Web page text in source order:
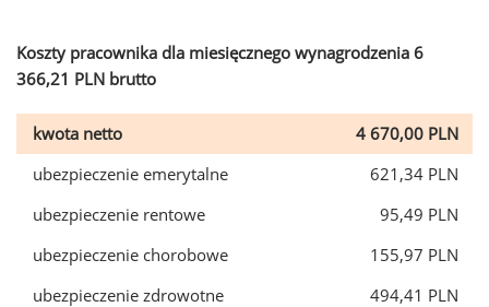
Koszty pracownika dla miesięcznego wynagrodzenia 6
366,21 PLN brutto
kwota netto
4 670,00 PLN
ubezpieczenie emerytalne
621,34 PLN
ubezpieczenie rentowe
95,49 PLN
ubezpieczenie chorobowe
155,97 PLN
ubezpieczenie zdrowotne
494,41 PLN